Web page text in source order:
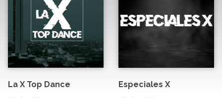
La X Top Dance Especiales X